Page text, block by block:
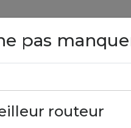
pas
routeur